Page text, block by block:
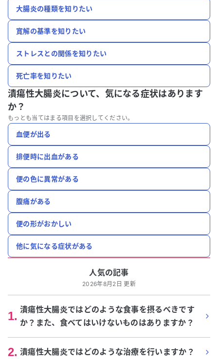
大腸炎の種類を知りたい
寛解の基準を知りたい
ストレスとの関係を知りたい
死亡率を知りたい
潰瘍性大腸炎について、 気になる症状はあります
か？
もっとも当てはまる項目を選択してください。
血便が出る
排便時に出血がある
便の色に異常がある
腹痛がある
便の形がおかしい
他に気になる症状がある
人気の記事
2026年8月2日 更新
1. 潰瘍性大腸炎ではどのような食事を摂るべきです
か？また、食べてはいけないものはありますか？
2. 潰瘍性大腸炎ではどのような治療を行いますか？